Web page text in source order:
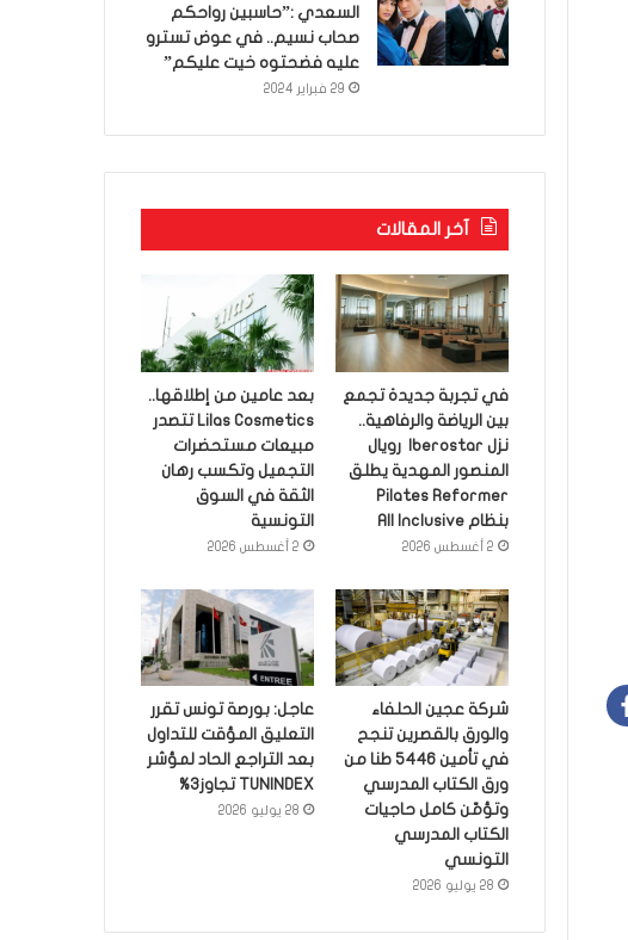
السعدي :”حاسبين رواحكم
صحاب نسيم.. في عوض تسترو
عليه فضحتوه خيت عليكم”
29 فبراير 2024
آخر المقالات
في تجربة جديدة تجمع
بين الرياضة والرفاهية..
نزل Iberostar رويال
المنصور المهدية يطلق
Pilates Reformer
بنظام All Inclusive
2 أغسطس 2026
بعد عامين من إطلاقها..
Lilas Cosmetics تتصدر
مبيعات مستحضرات
التجميل وتكسب رهان
الثقة في السوق
التونسية
2 أغسطس 2026
شركة عجين الحلفاء
والورق بالقصرين تنجح
في تأمين 5446 طنا من
ورق الكتاب المدرسي
وتؤمّن كامل حاجيات
الكتاب المدرسي
التونسي
28 يوليو 2026
عاجل: بورصة تونس تقرر
التعليق المؤقت للتداول
بعد التراجع الحاد لمؤشر
TUNINDEX تجاوز3%
28 يوليو 2026